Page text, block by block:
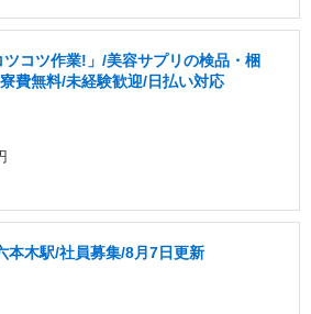
ツコツ作業!」/美容サプリの検品・梱
費無料/未経験歓迎/日払い対応
本木駅/社員募集/8月7日更新